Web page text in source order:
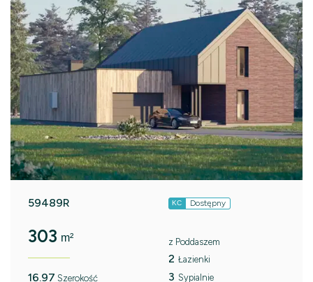
59489R KC Dostępny
303 m²
16.97 Szerokość
z Poddaszem
2 Łazienki
3 Sypialnie